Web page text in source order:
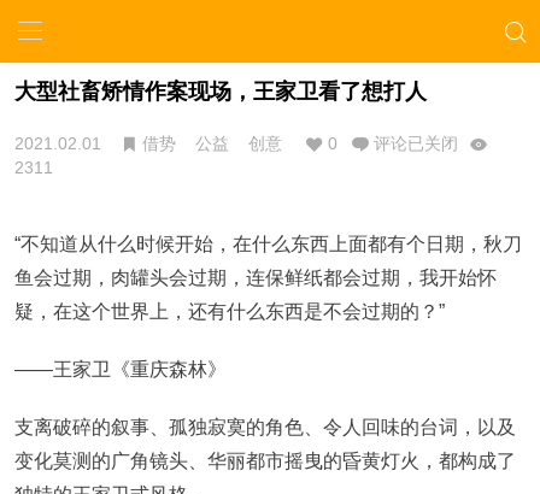
大型社畜矫情作案现场，王家卫看了想打人
2021.02.01 借势 公益 创意 0
评论已关闭
2311
“不知道从什么时候开始，在什么东西上面都有个日期，秋刀
鱼会过期，肉罐头会过期，连保鲜纸都会过期，我开始怀
疑，在这个世界上，还有什么东西是不会过期的？”
——王家卫《重庆森林》
支离破碎的叙事、孤独寂寞的角色、令人回味的台词，以及
变化莫测的广角镜头、华丽都市摇曳的昏黄灯火，都构成了